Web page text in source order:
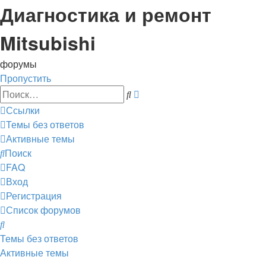
Диагностика и ремонт
Mitsubishi
форумы
Пропустить
Поиск
Ссылки
Темы без ответов
Активные темы
Поиск
FAQ
Вход
Регистрация
Список форумов
Поиск
Темы без ответов
Активные темы